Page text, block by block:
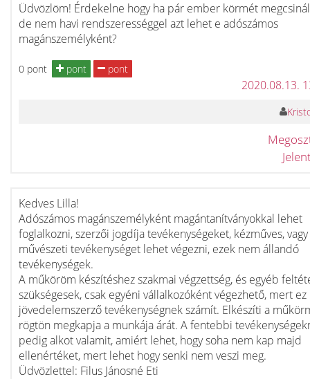
Üdvözlöm! Érdekelne hogy ha pár ember körmét
de nem havi rendszerességgel azt lehet e adószámos
magánszemélyként?
0 pont pont pont
2020.08.13.
Kedves Lilla!
Adószámos magánszemélyként magántanítványokkal lehet
foglalkozni, szerzői jogdíja tevékenységeket, kézműves, vagy
művészeti tevékenységet lehet végezni, ezek nem állandó
tevékenységek.
A műköröm készítéshez szakmai végzettség, és egyéb
szükségesek, csak egyéni vállalkozóként végezhető, mert ez
jövedelemszerző tevékenységnek számít. Elkészíti a
rögtön megkapja a munkája árát. A fentebbi
pedig alkot valamit, amiért lehet, hogy soha nem kap majd
ellenértéket, mert lehet hogy senki nem veszi meg.
Üdvözlettel: Filus Jánosné Eti